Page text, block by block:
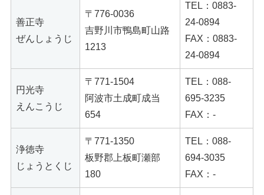
善正寺
ぜんしょうじ
〒776-0036
吉野川市鴨島町山路
1213
TEL：0883-
24-0894
FAX：0883-
24-0894
円光寺
えんこうじ
〒771-1504
阿波市土成町成当
654
TEL：088-
695-3235
FAX：-
浄徳寺
じょうとくじ
〒771-1350
板野郡上板町瀬部
180
TEL：088-
694-3035
FAX：-